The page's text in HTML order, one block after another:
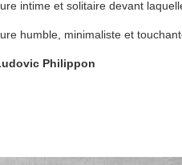
intime et solitaire devant
humble, minimaliste et
Philippon